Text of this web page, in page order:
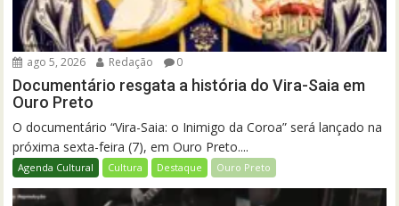
ago 5, 2026 Redação 0
Documentário resgata a história do Vira-Saia em
Ouro Preto
O documentário “Vira-Saia: o Inimigo da Coroa” será lançado na
próxima sexta-feira (7), em Ouro Preto....
Agenda Cultural Cultura Destaque Ouro Preto